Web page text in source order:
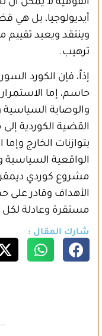
القومية لا يمكن
أيديولوجيا، بل
وينتقد ويعيد
ترهيب.
إذاً، فإن الكورد
حاسم، إما
والوصاية السياسية
القضية الكوردية
بتوازنات الخارج
الواقعية السياسية
مشروع كوردي
الأهداف وقادر على
مستقرة وعادلة لكل
شارك المقال :